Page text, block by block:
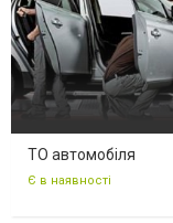
ТО автомобіля
Є в наявності